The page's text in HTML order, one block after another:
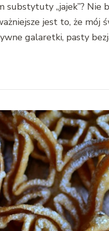
substytuty „jajek”?
jest to, że mój
galaretki, pasty